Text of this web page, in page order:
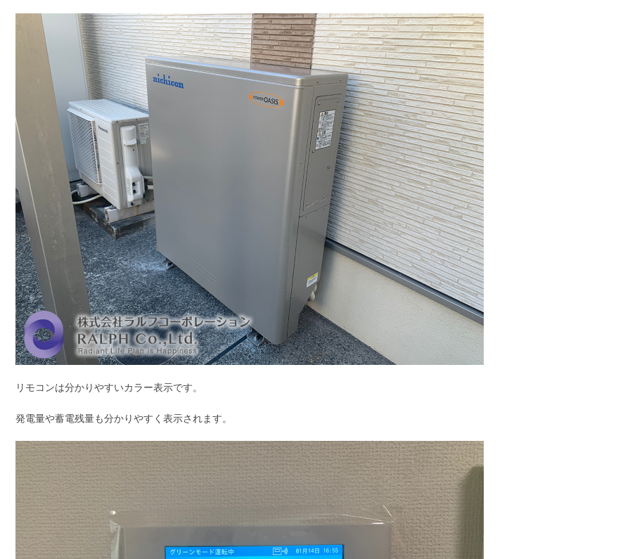
リモコンは分かりやすいカラー表示です。
発電量や蓄電残量も分かりやすく表示されます。